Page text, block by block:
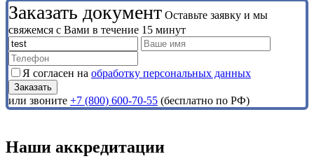
Заказать документ Оставьте заявку и мы
свяжемся с Вами в течение 15 минут
Я согласен на обработку персональных данных
или звоните +7 (800) 600-70-55 (бесплатно по РФ)
Наши аккредитации